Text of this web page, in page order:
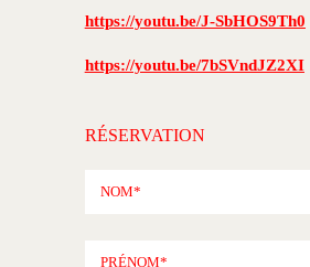
https://youtu.be/J-SbHOS9Th0
https://youtu.be/7bSVndJZ2XI
RÉSERVATION